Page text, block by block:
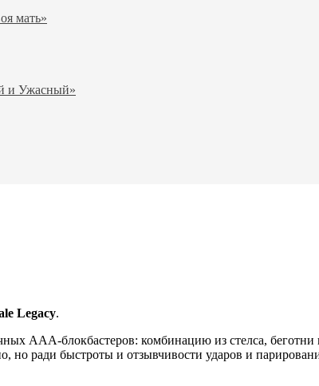
мать»
и Ужасный»
Legacy.
AAA-блокбастеров: комбинацию из стелса,
но ради быстроты и отзывчивости ударов и